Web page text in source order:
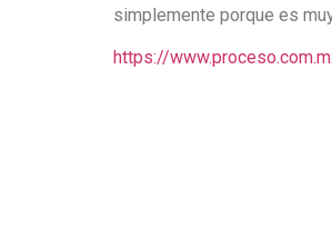
simplemente porque es
https://